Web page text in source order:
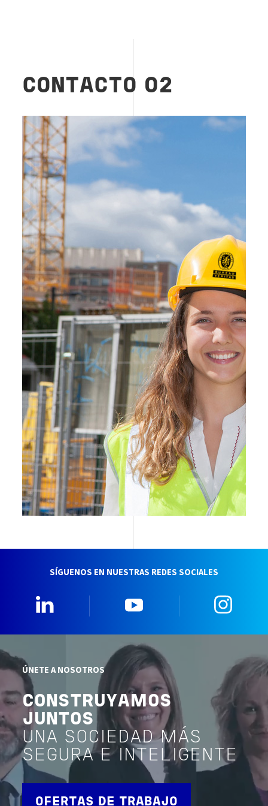
CONTACTO 02
Image
SÍGUENOS EN NUESTRAS REDES SOCIALES
ÚNETE A NOSOTROS
CONSTRUYAMOS
JUNTOS
UNA SOCIEDAD MÁS
SEGURA E INTELIGENTE
OFERTAS DE TRABAJO